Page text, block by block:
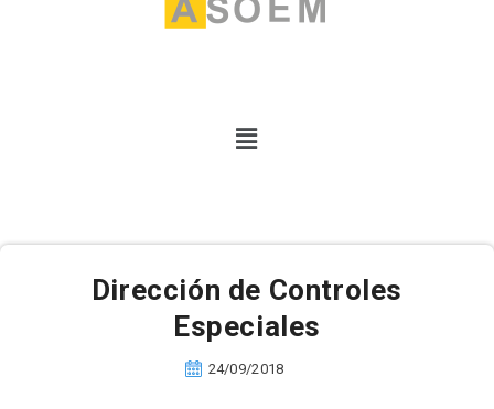
Dirección de Controles
Especiales
24/09/2018